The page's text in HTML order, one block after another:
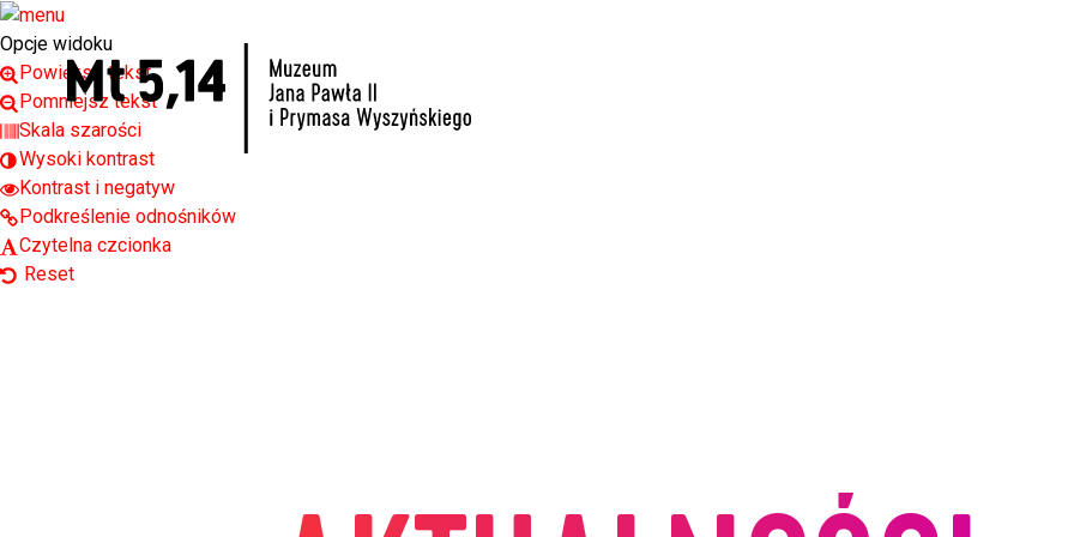
Open toolbar
Opcje widoku
Powiększ tekst
Pomniejsz tekst
Skala szarości
Wysoki kontrast
Kontrast i negatyw
Podkreślenie odnośników
Czytelna czcionka
Reset